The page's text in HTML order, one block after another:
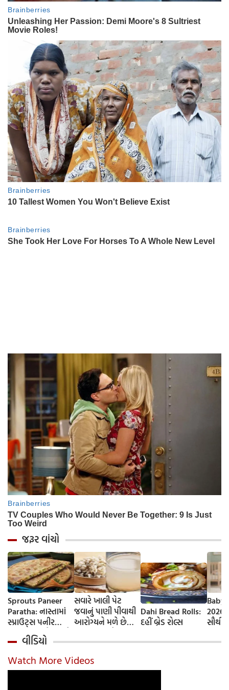
જરૂર વાંચો
Sprouts Paneer
Paratha: નાસ્તામાં
સ્પ્રાઉટ્સ પનીર
પરાઠા બનાવો, તમને
પ્રોટીનનો ડબલ ડોઝ
મળશે
સવારે ખાલી પેટ
જવાનું પાણી પીવાથી
આરોગ્યને મળે છે
જાણીએ તેના ફાયદા
અને ઉપયોગ કરવાની
યોગ્ય રીત
Dahi Bread Rolls:
દહીં બ્રેડ રોલ્સ
Baby
વીડિયો
Watch More Videos